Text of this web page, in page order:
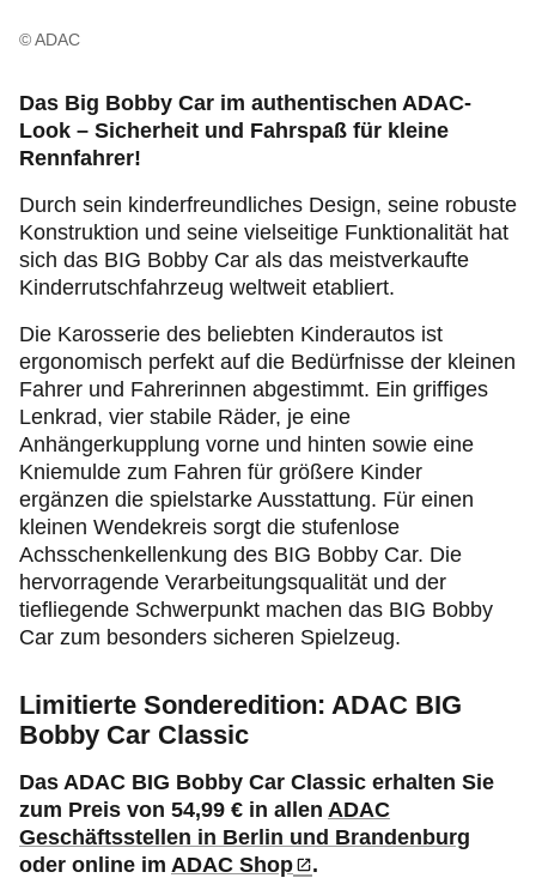
Verkehr & Sicherheit
Urlaub & Ausflüge
Ihr ADAC Berlin-Brandenburg
© ADAC
Das Big Bobby Car im authentischen ADAC-
Look – Sicherheit und Fahrspaß für kleine
Rennfahrer!
Durch sein kinderfreundliches Design, seine robuste
Konstruktion und seine vielseitige Funktionalität hat
sich das BIG Bobby Car als das meistverkaufte
Kinderrutschfahrzeug weltweit etabliert.
Die Karosserie des beliebten Kinderautos ist
ergonomisch perfekt auf die Bedürfnisse der kleinen
Fahrer und Fahrerinnen abgestimmt. Ein griffiges
Lenkrad, vier stabile Räder, je eine
Anhängerkupplung vorne und hinten sowie eine
Kniemulde zum Fahren für größere Kinder
ergänzen die spielstarke Ausstattung. Für einen
kleinen Wendekreis sorgt die stufenlose
Achsschenkellenkung des BIG Bobby Car. Die
hervorragende Verarbeitungsqualität und der
tiefliegende Schwerpunkt machen das BIG Bobby
Car zum besonders sicheren Spielzeug.
Limitierte Sonderedition: ADAC BIG
Bobby Car Classic
Das ADAC BIG Bobby Car Classic erhalten Sie
zum Preis von 54,99 € in allen ADAC
Geschäftsstellen in Berlin und Brandenburg
oder online im ADAC Shop
.